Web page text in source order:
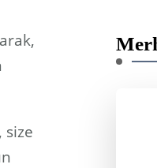
size